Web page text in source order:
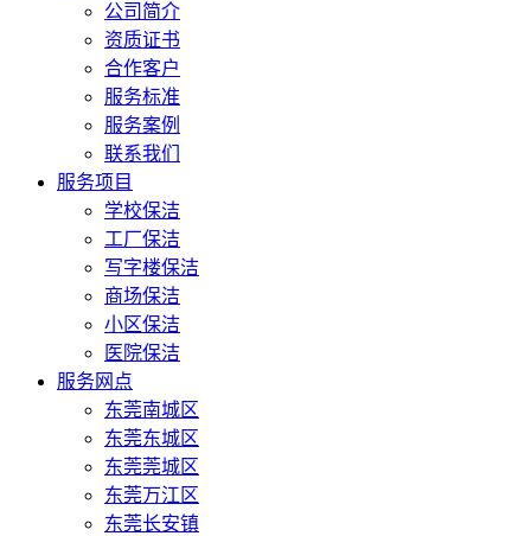
公司简介
资质证书
合作客户
服务标准
服务案例
联系我们
服务项目
学校保洁
工厂保洁
写字楼保洁
商场保洁
小区保洁
医院保洁
服务网点
东莞南城区
东莞东城区
东莞莞城区
东莞万江区
东莞长安镇